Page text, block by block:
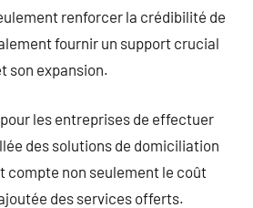
renforcer la crédibilité de
fournir un support crucial
son expansion.
les entreprises de effectuer
des solutions de domiciliation
compte non seulement le coût
des services offerts.